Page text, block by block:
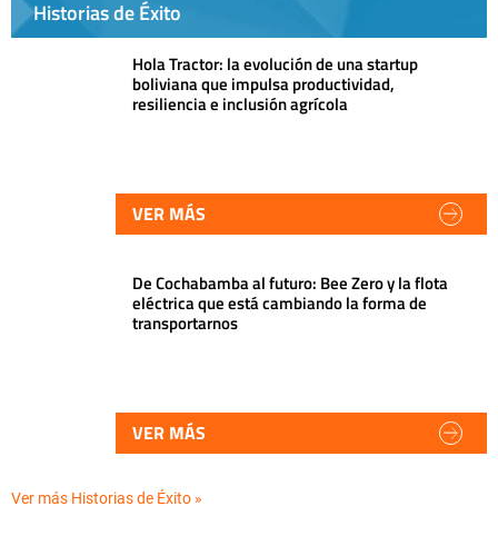
Historias de Éxito
Hola Tractor: la evolución de una startup
boliviana que impulsa productividad,
resiliencia e inclusión agrícola
VER MÁS
De Cochabamba al futuro: Bee Zero y la flota
eléctrica que está cambiando la forma de
transportarnos
VER MÁS
Ver más Historias de Éxito »